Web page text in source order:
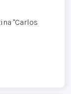
"Carlos